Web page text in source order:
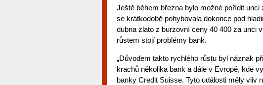
Ještě během března bylo možné pořídit
se krátkodobě pohybovala dokonce pod
dubna zlato z burzovní ceny 40 400 za unci
růstem stojí problémy bank.
„Důvodem takto rychlého růstu byl náznak
krachů několika bank a dále v Evropě, kde
banky Credit Suisse. Tyto události měly vliv